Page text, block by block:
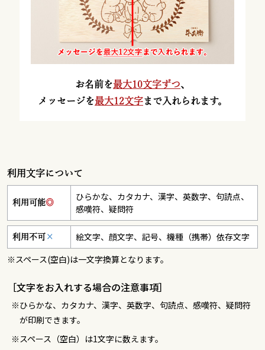
お名前を最大10文字ずつ、
メッセージを最大12文字まで入れられます。
利用文字について
利用可能◎
ひらかな、カタカナ、漢字、英数字、句読点、
感嘆符、疑問符
利用不可 ×
絵文字、顔文字、記号、機種（携帯）依存文字
※スペース(空白)は一文字換算となります。
［文字をお入れする場合の注意事項］
ひらかな、カタカナ、漢字、英数字、句読点、感嘆符、疑問符
が印刷できます。
スペース（空白）は1文字に数えます。